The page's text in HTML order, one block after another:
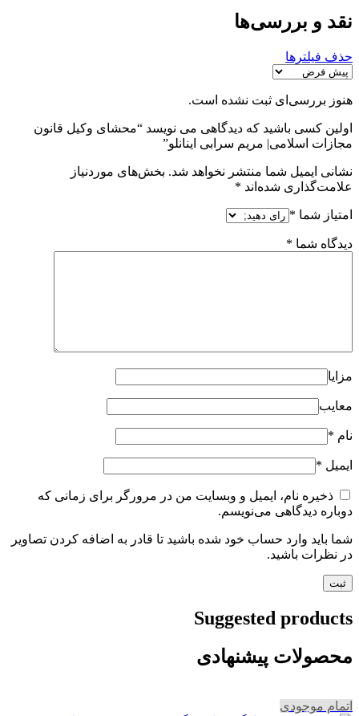
نقد و بررسی‌ها
حذف فیلترها
هنوز بررسی‌ای ثبت نشده است.
اولین کسی باشید که دیدگاهی می نویسد “محشای وکیل قانون
مجازات اسلامی| مریم سرابی اینانلو”
نشانی ایمیل شما منتشر نخواهد شد. بخش‌های موردنیاز
علامت‌گذاری شده‌اند *
امتیاز شما *
دیدگاه شما *
مزایا
معایب
نام *
ایمیل *
ذخیره نام، ایمیل و وبسایت من در مرورگر برای زمانی که
دوباره دیدگاهی می‌نویسم.
شما باید وارد حساب خود شده باشید تا قادر به اضافه کردن تصاویر
در نظرات باشید.
Suggested products
محصولات پیشنهادی
اتمام موجودی